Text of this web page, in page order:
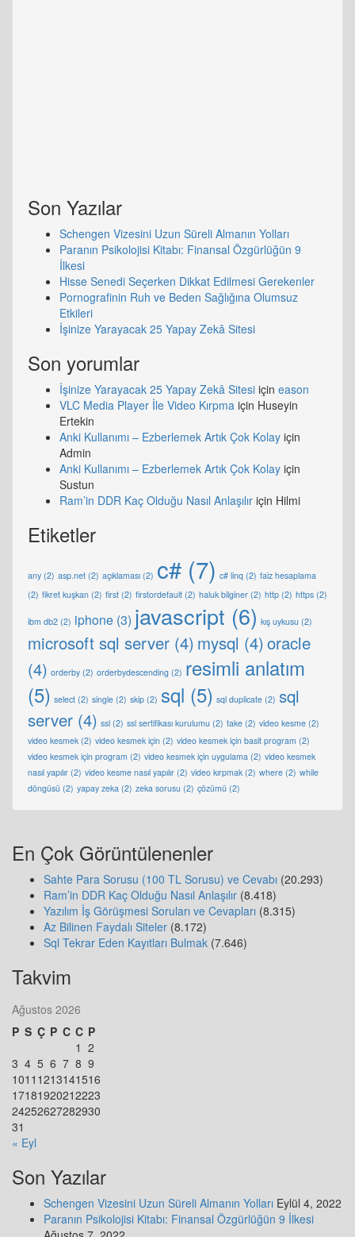
Son Yazılar
Schengen Vizesini Uzun Süreli Almanın Yolları
Paranın Psikolojisi Kitabı: Finansal Özgürlüğün 9
İlkesi
Hisse Senedi Seçerken Dikkat Edilmesi Gerekenler
Pornografinin Ruh ve Beden Sağlığına Olumsuz
Etkileri
İşinize Yarayacak 25 Yapay Zekâ Sitesi
Son yorumlar
İşinize Yarayacak 25 Yapay Zekâ Sitesi için eason
VLC Media Player İle Video Kırpma için Huseyin
Ertekin
Anki Kullanımı – Ezberlemek Artık Çok Kolay için
Admin
Anki Kullanımı – Ezberlemek Artık Çok Kolay için
Sustun
Ram’in DDR Kaç Olduğu Nasıl Anlaşılır için Hilmi
Etiketler
any (2) asp.net (2) açıklaması (2) c# (7) c# linq (2) faiz hesaplama
(2) fikret kuşkan (2) first (2) firstordefault (2) haluk bilginer (2) http (2) https (2)
ibm db2 (2) iphone (3) javascript (6) kış uykusu (2)
microsoft sql server (4) mysql (4)oracle
(4) orderby (2) orderbydescending (2) resimli anlatım
(5) select (2) single (2) skip (2) sql (5) sql duplicate (2) sql
server (4) ssl (2) ssl sertifikası kurulumu (2) take (2) video kesme (2)
video kesmek (2) video kesmek için (2) video kesmek için basit program (2)
video kesmek için program (2) video kesmek için uygulama (2) video kesmek
nasıl yapılır (2) video kesme nasıl yapılır (2) video kırpmak (2) where (2) while
döngüsü (2) yapay zeka (2) zeka sorusu (2) çözümü (2)
En Çok Görüntülenenler
Sahte Para Sorusu (100 TL Sorusu) ve Cevabı (20.293)
Ram’in DDR Kaç Olduğu Nasıl Anlaşılır (8.418)
Yazılım İş Görüşmesi Soruları ve Cevapları (8.315)
Az Bilinen Faydalı Siteler (8.172)
Sql Tekrar Eden Kayıtları Bulmak (7.646)
Takvim
Ağustos 2026
P S Ç P C C P
1 2
3 4 5 6 7 8 9
1011 1213141516
17181920212223
24252627282930
31
« Eyl
Son Yazılar
Schengen Vizesini Uzun Süreli Almanın Yolları Eylül 4, 2022
Paranın Psikolojisi Kitabı: Finansal Özgürlüğün 9 İlkesi